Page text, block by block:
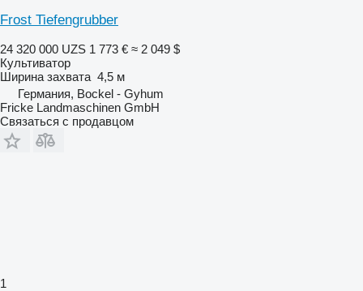
Frost Tiefengrubber
24 320 000 UZS 1 773 € ≈ 2 049 $
Культиватор
Ширина захвата 4,5 м
Германия, Bockel - Gyhum
Fricke Landmaschinen GmbH
Связаться с продавцом
1